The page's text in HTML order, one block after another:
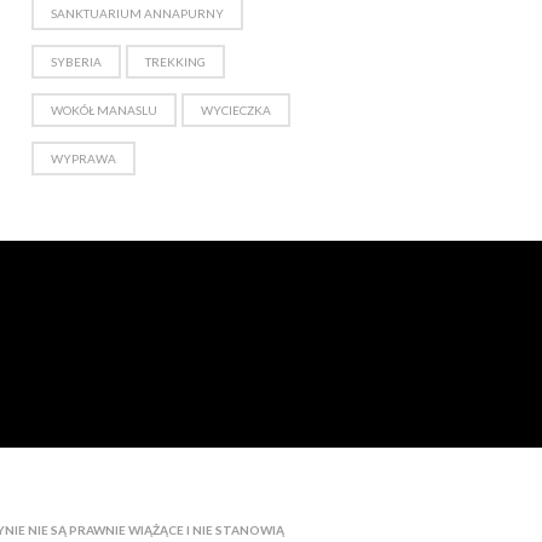
SANKTUARIUM ANNAPURNY
SYBERIA TREKKING
WOKÓŁ MANASLU WYCIECZKA
WYPRAWA
NIE SĄ PRAWNIE WIĄŻĄCE I NIE STANOWIĄ